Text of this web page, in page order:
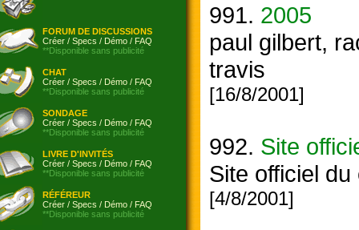
FORUM DE DISCUSSIONS
Créer / Specs / Démo / FAQ
**Disponible sans publicité
CHAT
Créer / Specs / Démo / FAQ
**Disponible sans publicité
SONDAGE
Créer / Specs / Démo / FAQ
**Disponible sans publicité
LIVRE D'INVITÉS
Créer / Specs / Démo / FAQ
**Disponible sans publicité
RÉFÉREUR
Créer / Specs / Démo / FAQ
**Disponible sans publicité
991. 2005
paul gilbert,
travis
[16/8/2001]
992. Site
Site officiel
[4/8/2001]